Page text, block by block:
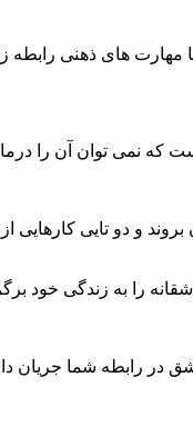
مهارت های ذهنی
که نمی توان آن را
و دو تایی کارهایی از
را به زندگی خود
در رابطه شما جریان